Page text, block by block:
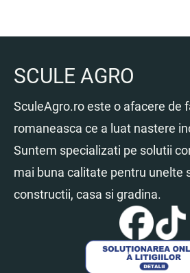
SCULE AGRO
SculeAgro.ro este o afacere de
romaneasca ce a luat nastere
Suntem specializati pe solutii
mai buna calitate pentru unelte
constructii, casa si gradina.